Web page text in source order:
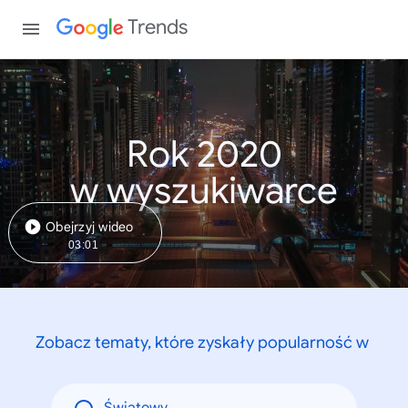
Trends
Rok 2020
w wyszukiwarce
Obejrzyj wideo
03:01
Zobacz tematy, które zyskały popularność w